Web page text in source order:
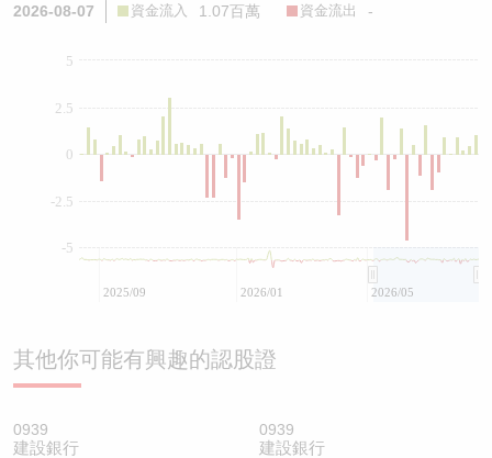
2026-08-07 資金流入 1.07百萬 資金流出 -
0
-5
-2.5
2.5
5
2025/09 2026/01 2026/05
其他你可能有興趣的認股證
0939
建設銀行
0939
建設銀行